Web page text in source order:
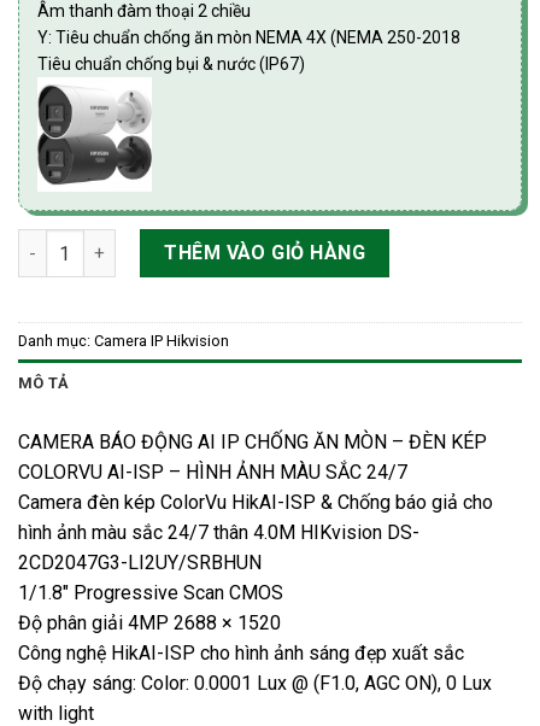
Âm thanh đàm thoại 2 chiều
Y: Tiêu chuẩn chống ăn mòn NEMA 4X (NEMA 250-2018
Tiêu chuẩn chống bụi & nước (IP67)
Camera đèn kép ColorVu HikAI-ISP & Chống báo giả cho hình
THÊM VÀO GIỎ HÀNG
Danh mục: Camera IP Hikvision
MÔ TẢ
CAMERA BÁO ĐỘNG AI IP CHỐNG ĂN MÒN – ĐÈN KÉP
COLORVU AI-ISP – HÌNH ẢNH MÀU SẮC 24/7
Camera đèn kép ColorVu HikAI-ISP & Chống báo giả cho
hình ảnh màu sắc 24/7 thân 4.0M HIKvision DS-
2CD2047G3-LI2UY/SRBHUN
1/1.8″ Progressive Scan CMOS
Độ phân giải 4MP 2688 × 1520
Công nghệ HikAI-ISP cho hình ảnh sáng đẹp xuất sắc
Độ chạy sáng: Color: 0.0001 Lux @ (F1.0, AGC ON), 0 Lux
with light